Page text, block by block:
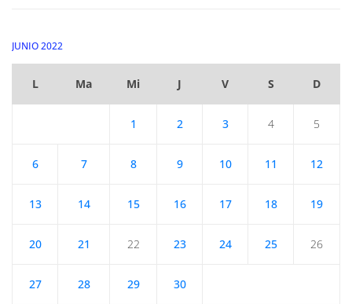
JUNIO 2022
L Ma Mi J V S D
1 2 3 4 5
6 7 8 9 10 11 12
13 14 15 16 17 18 19
20 21 22 23 24 25 26
27 28 29 30